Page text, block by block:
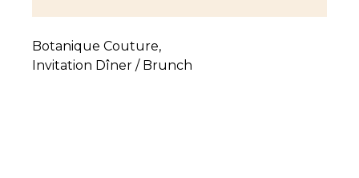
Botanique Couture,
Invitation Dîner / Brunch